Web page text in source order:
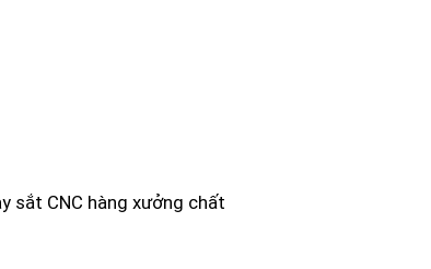
sắt CNC hàng xưởng chất